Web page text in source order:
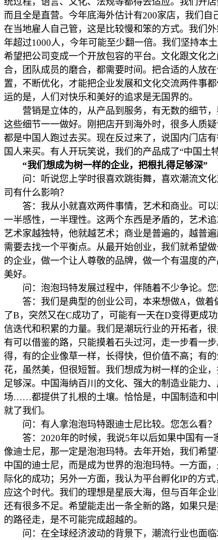
而且全是直营。今年底海外估计有200家店，我们自
在当地雇人自己管，这是比较慢和笨的方式。我们
年超过1000人，今年可能至少翻一倍。我们坚持本
希望把公司变成一个开放包容的平台。文化跟文化
合，团队成员的磨合，都需要时间。把合适的人放
置，不断优化，才能把企业发展和文化交流两件事
运的是，人们对快乐和美好的追求是无国界的。
营销是立体的，从产品到服务，有无数的细节，
这些细节一一做好。刚把店开到海外时，很多人质
都是中国人跑过去买。现在反过来了，说国内门店
国人来买。有人开玩笑说，我们的产品成了“中国土
“我们想成为树一样的企业，把根扎得足够深”
问：听说您上学时很喜欢跳街舞，喜欢潮流文化
司有什么影响？
答：我从小就喜欢两件事情，艺术和商业。可以
一半感性，一半理性。这两个东西是矛盾的，艺术
艺术家越独特，他就越艺术；商业是普遍的，越普
需要去找一个平衡点。从最开始创业，我们就希望
的企业，做一个让人尊敬的品牌，做一个有温度的
美好。
问：泡泡玛特发展过程中，伴随着不少争论。您
答：我们是典型的创业公司，本来想做A，做着
了B，突然又在C成功了，可能有一天在D变得更成
信迭代和积累的力量。我们是潮玩行业的开拓者，
有可以借鉴的路，只能摸着石头过河，走一步看一
得，有的企业像草一样，长得快，但价值不高；有
花，虽然美，但很短暂。我们想成为树一样的企业
足够深。中国海纳百川的文化、强大的制造业能力
场……都提供了扎根的土壤。恰恰是，中国制造和中
就了我们。
问：有人拿泡泡玛特跟迪士尼比较。您怎么看？
答：2020年的时候，我说5年以后如果中国有一
像迪士尼，那一定是泡泡玛特。去年开始，我们希
中国的迪士尼，而是成为世界的泡泡玛特。一方面
际化的成功；另外一方面，我认为平台孵化IP的方
应这个时代。我们的理想是星辰大海，但与百年企
还有很多不足。希望能走出一条全新的路，如果只
的路径走，是不可能完成超越的。
问：在全球经济波动的背景下，潮流行业也面临